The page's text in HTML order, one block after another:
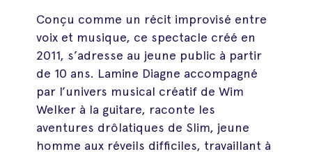
Conçu comme un récit improvisé entre
voix et musique, ce spectacle créé en
2011, s’adresse au jeune public à partir
de 10 ans. Lamine Diagne accompagné
par l’univers musical créatif de Wim
Welker à la guitare, raconte les
aventures drôlatiques de Slim, jeune
homme aux réveils difficiles, travaillant à